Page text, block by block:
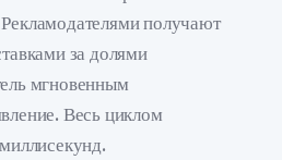
получают
за долями
мгновенным
Весь циклом